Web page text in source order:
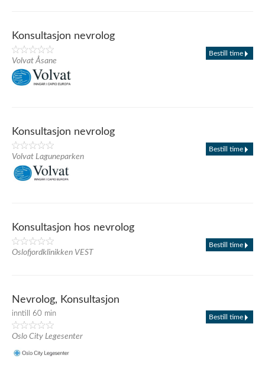
Konsultasjon nevrolog
Volvat Åsane
Bestill time
Konsultasjon nevrolog
Volvat Laguneparken
Bestill time
Konsultasjon hos nevrolog
Oslofjordklinikken VEST
Bestill time
Nevrolog, Konsultasjon
inntill 60 min
Oslo City Legesenter
Bestill time